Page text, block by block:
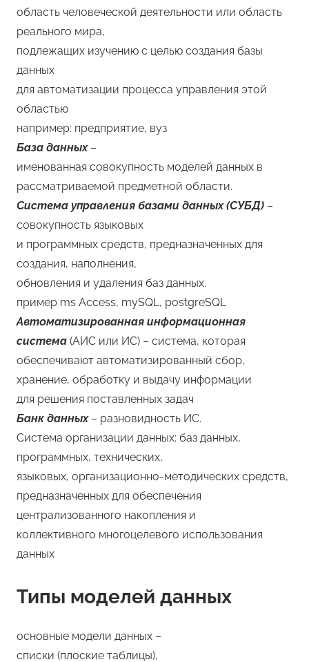
область человеческой деятельности или область
реального мира,
подлежащих изучению с целью создания базы
данных
для автоматизации процесса управления этой
областью
например: предприятие, вуз
База данных–
именованная совокупность моделей данных в
рассматриваемой предметной области.
Система управления базами данных (СУБД) –
совокупность языковых
и программных средств, предназначенных для
создания, наполнения,
обновления и удаления баз данных.
пример ms Access, mySQL, postgreSQL
Автоматизированная информационная
система (АИС или ИС) – система, которая
обеспечивают автоматизированный сбор,
хранение, обработку и выдачу информации
для решения поставленных задач
Банк данных – разновидность ИС.
Система организации данных: баз данных,
программных, технических,
языковых, организационно-методических средств,
предназначенных для обеспечения
централизованного накопления и
коллективного многоцелевого использования
данных
Типы моделей данных
основные модели данных –
списки (плоские таблицы),